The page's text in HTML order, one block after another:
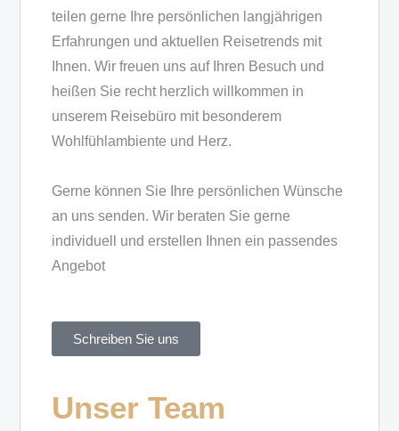
teilen gerne Ihre persönlichen langjährigen
Erfahrungen und aktuellen Reisetrends mit
Ihnen. Wir freuen uns auf Ihren Besuch und
heißen Sie recht herzlich willkommen in
unserem Reisebüro mit besonderem
Wohlfühlambiente und Herz.
Gerne können Sie Ihre persönlichen Wünsche
an uns senden. Wir beraten Sie gerne
individuell und erstellen Ihnen ein passendes
Angebot
Schreiben Sie uns
Unser Team